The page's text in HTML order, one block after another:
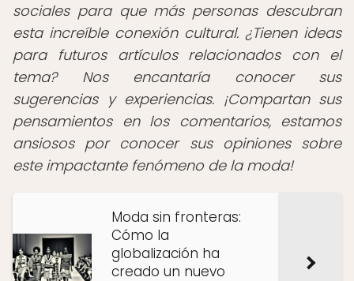
sociales para que más personas descubran
esta increíble conexión cultural. ¿Tienen ideas
para futuros artículos relacionados con el
tema? Nos encantaría conocer sus
sugerencias y experiencias. ¡Compartan sus
pensamientos en los comentarios, estamos
ansiosos por conocer sus opiniones sobre
este impactante fenómeno de la moda!
Moda sin fronteras:
Cómo la
globalización ha
creado un nuevo